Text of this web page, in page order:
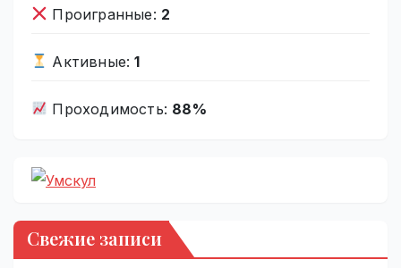
Проигранные: 2
Активные:1
Проходимость: 88%
Свежие записи